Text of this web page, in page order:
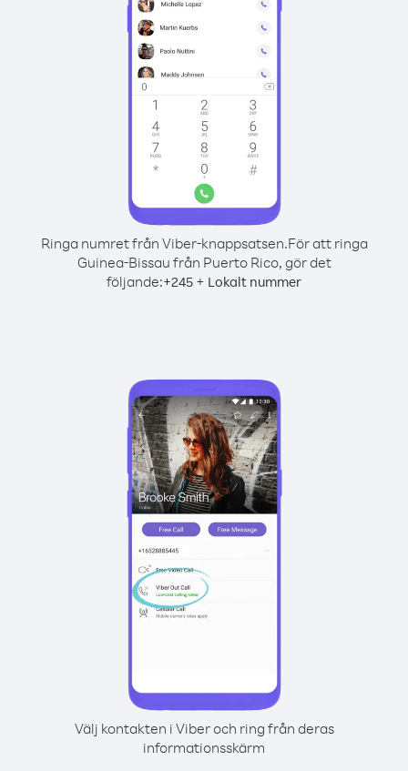
Ringa numret från Viber-knappsatsen.För att ringa
Guinea-Bissau från Puerto Rico, gör det
följande:+245 + Lokalt nummer
Välj kontakten i Viber och ring från deras
informationsskärm